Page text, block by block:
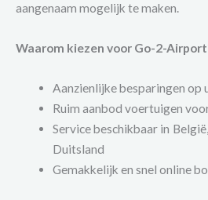
aangenaam mogelijk te maken.
Waarom kiezen voor Go-2-
Aanzienlijke besparingen op
Ruim aanbod voertuigen
Service beschikbaar in
Duitsland
Gemakkelijk en snel online